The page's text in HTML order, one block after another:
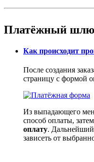
Платёжный
Как происходит
После создания
страницу с формой
Из выпадающего
способ оплаты,
оплату. Дальнейший
зависеть от